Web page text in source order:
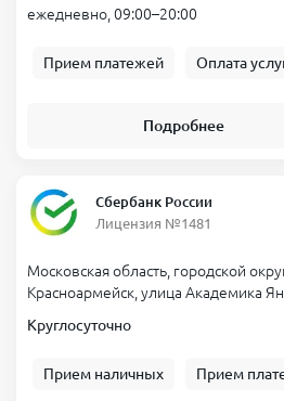
ежедневно, 09:00–20:00
Прием платежей Оплата
Подробнее
Сбербанк России
Лицензия №1481
Московская область, городской
Красноармейск, улица Академика
Круглосуточно
Прием наличных Прием